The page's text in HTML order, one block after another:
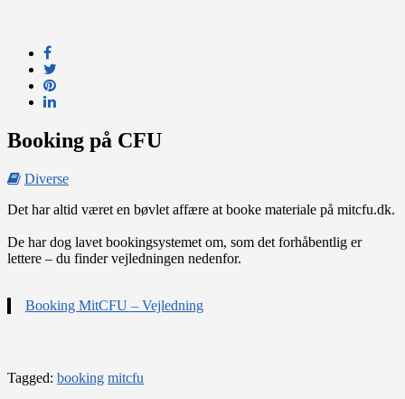
Booking på CFU
Diverse
Det har altid været en bøvlet affære at booke materiale på mitcfu.dk.
De har dog lavet bookingsystemet om, som det forhåbentlig er
lettere – du finder vejledningen nedenfor.
Booking MitCFU – Vejledning
Tagged: booking mitcfu